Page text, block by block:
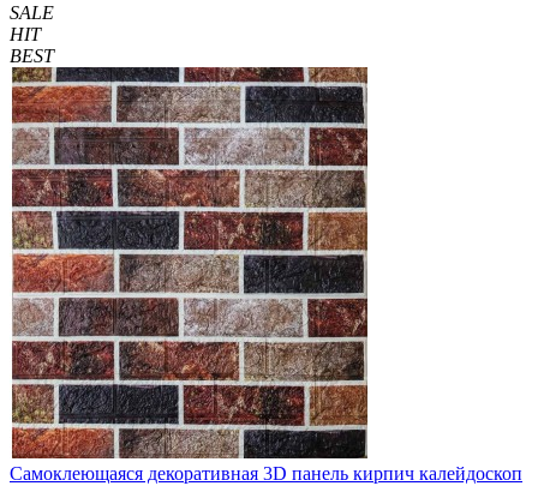
SALE
HIT
BEST
Самоклеющаяся декоративная 3D панель кирпич калейдоскоп